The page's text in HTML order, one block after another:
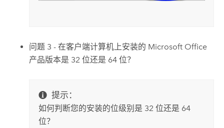
问题 3 - 在客户端计算机上安装的 Microsoft Office
产品版本是 32 位还是 64 位？
提示：
如何判断您的安装的位级别是 32 位还是 64
位？